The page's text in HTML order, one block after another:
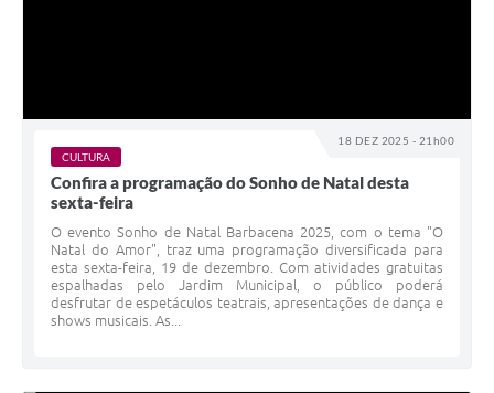
18 DEZ 2025 - 21h00
CULTURA
Confira a programação do Sonho de Natal desta
sexta-feira
O evento Sonho de Natal Barbacena 2025, com o tema "O
Natal do Amor", traz uma programação diversificada para
esta sexta-feira, 19 de dezembro. Com atividades gratuitas
espalhadas pelo Jardim Municipal, o público poderá
desfrutar de espetáculos teatrais, apresentações de dança e
shows musicais. As...